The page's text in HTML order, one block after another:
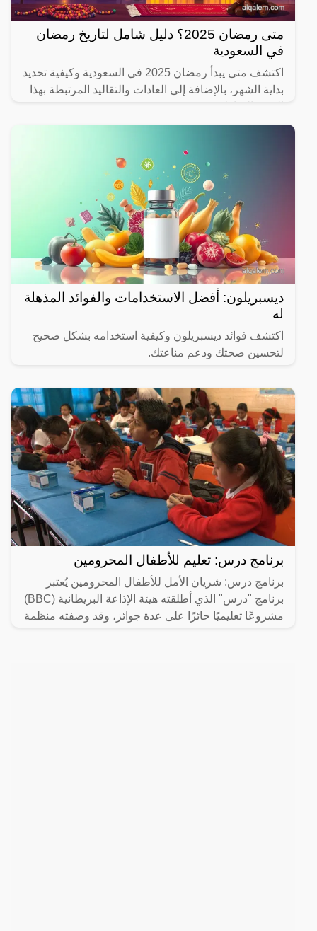
متى رمضان 2025؟ دليل شامل لتاريخ رمضان
في السعودية
اكتشف متى يبدأ رمضان 2025 في السعودية وكيفية تحديد
بداية الشهر، بالإضافة إلى العادات والتقاليد المرتبطة بهذا
ديسبريلون: أفضل الاستخدامات والفوائد المذهلة
له
اكتشف فوائد ديسبريلون وكيفية استخدامه بشكل صحيح
لتحسين صحتك ودعم مناعتك.
برنامج درس: تعليم للأطفال المحرومين
برنامج درس: شريان الأمل للأطفال المحرومين يُعتبر
برنامج "درس" الذي أطلقته هيئة الإذاعة البريطانية (BBC)
مشروعًا تعليميًا حائزًا على عدة جوائز، وقد وصفته منظمة